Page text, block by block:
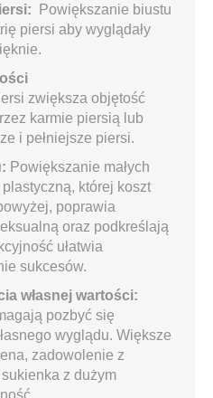
Powiększanie biustu
piersi aby wyglądały
zwiększa objętość
karmie piersią lub
i pełniejsze piersi.
Powiększanie małych
której koszt
poprawia
oraz podkreślają
ułatwia
sukcesów.
własnej wartości:
pozbyć się
wyglądu. Większe
zadowolenie z
z dużym